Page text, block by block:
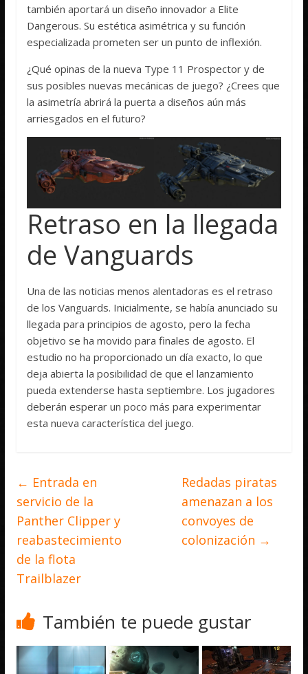
también aportará un diseño innovador a Elite
Dangerous. Su estética asimétrica y su función
especializada prometen ser un punto de inflexión.
¿Qué opinas de la nueva Type 11 Prospector y de
sus posibles nuevas mecánicas de juego? ¿Crees que
la asimetría abrirá la puerta a diseños aún más
arriesgados en el futuro?
Retraso en la llegada
de Vanguards
Una de las noticias menos alentadoras es el retraso
de los Vanguards. Inicialmente, se había anunciado su
llegada para principios de agosto, pero la fecha
objetivo se ha movido para finales de agosto. El
estudio no ha proporcionado un día exacto, lo que
deja abierta la posibilidad de que el lanzamiento
pueda extenderse hasta septiembre. Los jugadores
deberán esperar un poco más para experimentar
esta nueva característica del juego.
← Entrada en
servicio de la
Panther Clipper y
reabastecimiento
de la flota
Trailblazer
Redadas piratas
amenazan a los
convoyes de
colonización →
También te puede gustar